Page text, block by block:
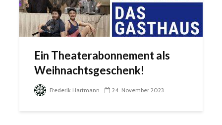
Ein Theaterabonnement als
Weihnachtsgeschenk!
Frederik Hartmann 24. November 2023